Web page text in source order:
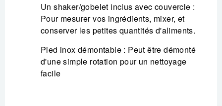
Un shaker/gobelet inclus avec couvercle :
Pour mesurer vos ingrédients, mixer, et
conserver les petites quantités d'aliments.
Pied inox démontable : Peut être démonté
d'une simple rotation pour un nettoyage
facile